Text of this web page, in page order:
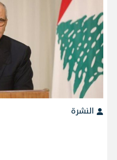
النشرة